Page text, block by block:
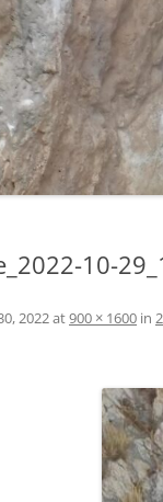
10-
2022at900 × 1600 in